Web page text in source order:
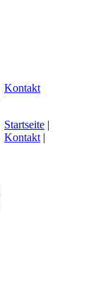
Kontakt
Startseite |
Kontakt |